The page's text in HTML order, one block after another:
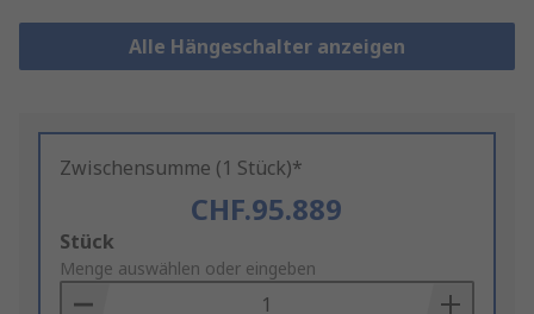
Alle Hängeschalter anzeigen
Zwischensumme (1 Stück)*
CHF.95.889
Add
to
Basket
Stück
Menge auswählen oder eingeben